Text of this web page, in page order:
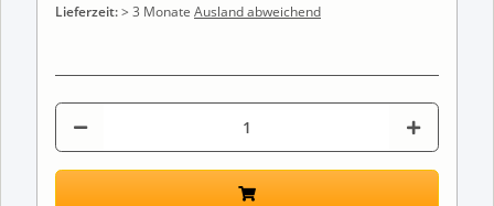
Lieferzeit:> 3 Monate Ausland abweichend